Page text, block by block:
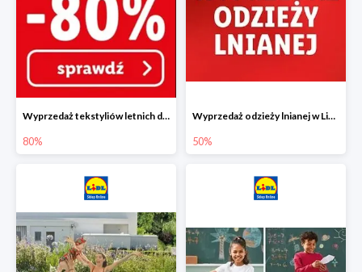
Wyprzedaż tekstyliów letnich dla dzieci w Lidlu Online do -80%
80%
Wyprzedaż odzieży lnianej w Lidlu Online do -50%
50%